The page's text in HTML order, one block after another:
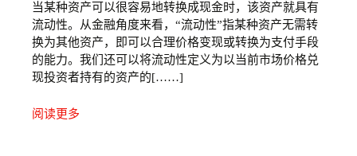
当某种资产可以很容易地转换成现金时，该资产就具有
流动性。从金融角度来看，“流动性”指某种资产无需转
换为其他资产，即可以合理价格变现或转换为支付手段
的能力。我们还可以将流动性定义为以当前市场价格兑
现投资者持有的资产的[……]
阅读更多